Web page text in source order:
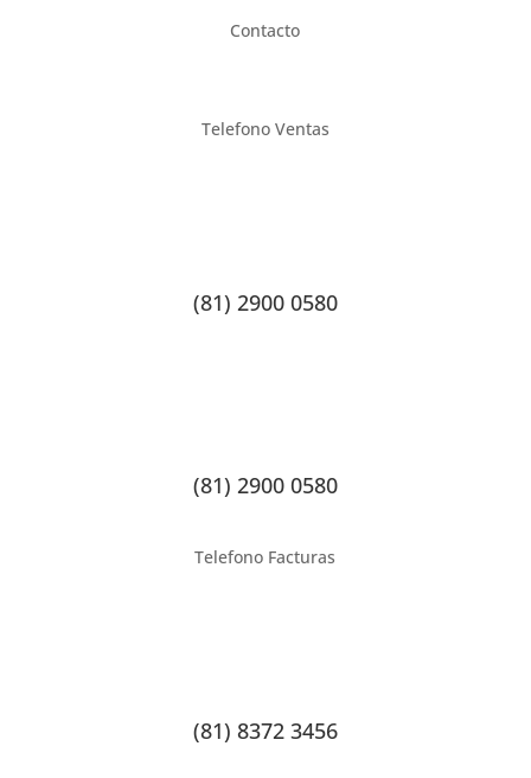
Contacto
Telefono Ventas
(81) 2900 0580
(81) 2900 0580
Telefono Facturas
(81) 8372 3456